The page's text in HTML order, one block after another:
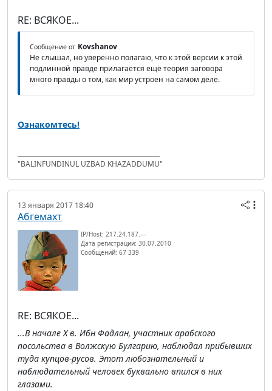
RE: ВСЯКОЕ...
Сообщение от Kovshanov
Не слышал, но уверенно полагаю, что к этой версии к этой
подлинной правде прилагается ещё теория заговора
много правды о том, как мир устроен на самом деле.
Ознакомтесь!
"BALINFUNDINUL UZBAD KHAZADDUMU"
13 января 2017 18:40
Абгемахт
IP/Host: 217.24.187.---
Дата регистрации: 30.07.2010
Сообщений: 67 339
RE: ВСЯКОЕ...
...В начале Х в. Ибн Фадлан, участник арабского
посольства в Волжскую Булгарию, наблюдал прибывших
туда купцов-русов. Этот любознательный и
наблюдательный человек буквально впился в них
глазами.